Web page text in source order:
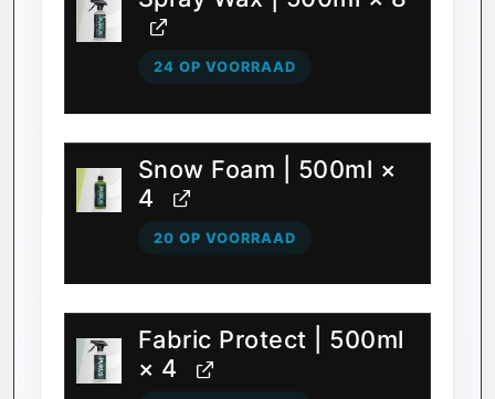
24 OP VOORRAAD
Snow Foam | 500ml ×
4
20 OP VOORRAAD
Fabric Protect | 500ml
× 4